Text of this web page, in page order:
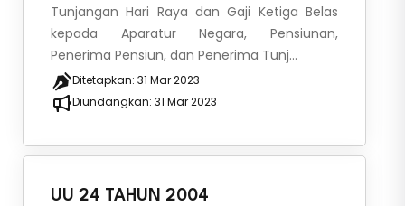
Tunjangan Hari Raya dan Gaji Ketiga Belas
kepada Aparatur Negara, Pensiunan,
Penerima Pensiun, dan Penerima Tunj...
Ditetapkan: 31 Mar 2023
Diundangkan: 31 Mar 2023
UU 24 TAHUN 2004